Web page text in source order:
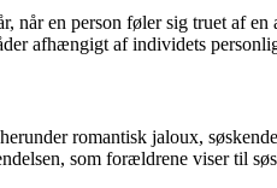
når en person føler sig truet af
afhængigt af individets
romantisk jaloux,
som forældrene viser til